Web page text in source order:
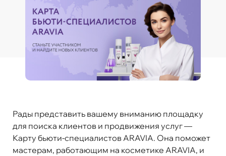
Рады представить вашему вниманию площадку
для поиска клиентов и продвижения услуг —
Карту бьюти-специалистов ARAVIA. Она поможет
мастерам, работающим на косметике ARAVIA, и